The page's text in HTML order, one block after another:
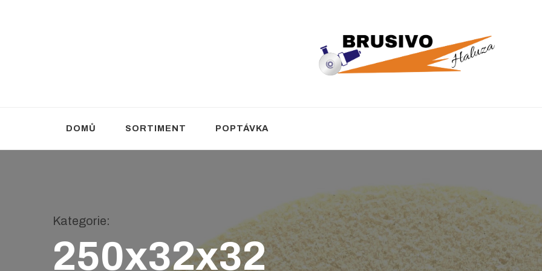
DOMŮ SORTIMENT POPTÁVKA
Kategorie:
250x32x32